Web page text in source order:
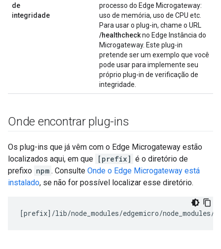
de
integridade
processo do Edge Microgateway:
uso de memória, uso de CPU etc.
Para usar o plug-in, chame o URL
/healthcheckno Edge Instância do
Microgateway. Este plug-in
pretende ser um exemplo que você
pode usar para implemente seu
próprio plug-in de verificação de
integridade.
Onde encontrar plug-ins
Os plug-ins que já vêm com o Edge Microgateway estão
localizados aqui, em que [prefix] é o diretório de
prefixo npm . Consulte Onde o Edge Microgateway está
instalado, se não for possível localizar esse diretório.
[prefix]/lib/node_modules/edgemicro/node_modules/